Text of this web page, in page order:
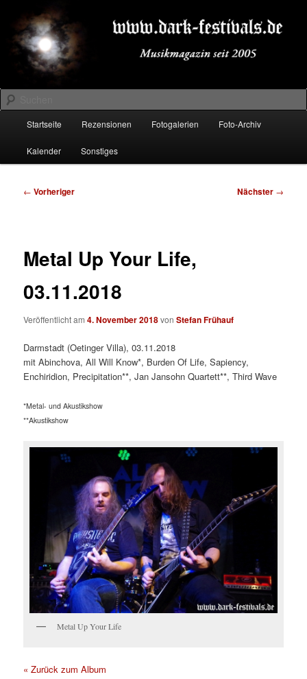
primären
Inhalt
springenDARK-FESTIVALS.DE
Suchen
Startseite Rezensionen Fotogalerien Foto-Archiv
Kalender Sonstiges
Beitragsnavigation
← Vorheriger Nächster →
Metal Up Your Life,
03.11.2018
Veröffentlicht am4. November 2018vonStefan Frühauf
Darmstadt (Oetinger Villa), 03.11.2018
mit Abinchova, All Will Know*, Burden Of Life, Sapiency,
Enchiridion, Precipitation**, Jan Jansohn Quartett**, Third Wave
*Metal- und Akustikshow
**Akustikshow
Metal Up Your Life
« Zurück zum Album